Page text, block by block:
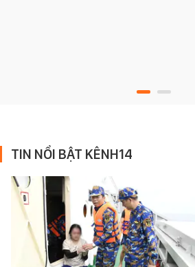
TIN NỔI BẬT KÊNH14